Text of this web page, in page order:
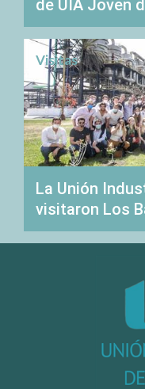
de UIA Joven
Visitas
La Unión
visitaron Los